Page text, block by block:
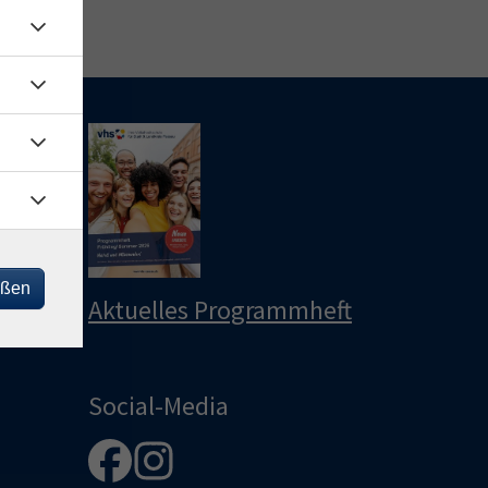
Aktuelles Programmheft
Social-Media